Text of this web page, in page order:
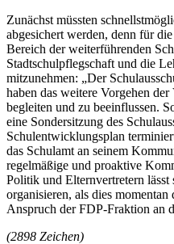
Zunächst müssten
abgesichert werden, denn für
Bereich der weiterführenden
Stadtschulpflegschaft und die
mitzunehmen: „Der
haben das weitere Vorgehen
begleiten und zu beeinflussen.
eine Sondersitzung des
Schulentwicklungsplan
das Schulamt an seinem
regelmäßige und proaktive
Politik und Elternvertretern
organisieren, als dies
Anspruch der FDP-Fraktion an
(2898 Zeichen)